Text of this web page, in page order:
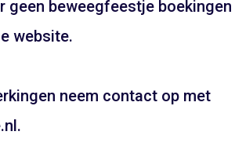
SINTERKLAAS OF
THEMA?
Pakjes bezorgen? Het kan allemaal!
voor de mogelijkheden!
06 21 89 71 85
geen beweegfeestje boekingen
website.
neem contact op met